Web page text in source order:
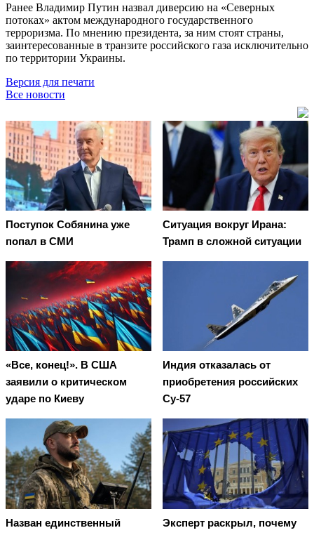
Ранее Владимир Путин назвал диверсию на «Северных
потоках» актом международного государственного
терроризма. По мнению президента, за ним стоят страны,
заинтересованные в транзите российского газа исключительно
по территории Украины.
Версия для печати
Все новости
Поступок Собянина уже
попал в СМИ
Ситуация вокруг Ирана:
Трамп в сложной ситуации
«Все, конец!». В США
заявили о критическом
ударе по Киеву
Индия отказалась от
приобретения российских
Су-57
Назван единственный
Эксперт раскрыл, почему